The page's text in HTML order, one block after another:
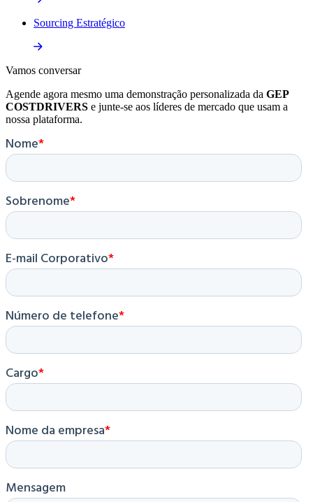
Sourcing Estratégico
Vamos conversar
Agende agora mesmo uma demonstração personalizada da GEP
COSTDRIVERS e junte-se aos líderes de mercado que usam a
nossa plataforma.